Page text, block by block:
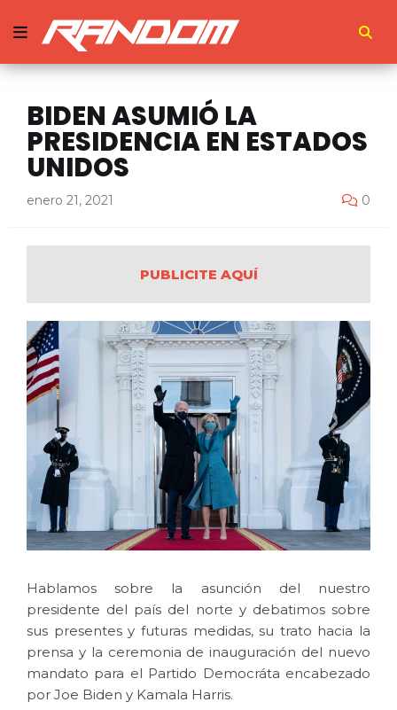
BIDEN ASUMIÓ LA
PRESIDENCIA EN ESTADOS
UNIDOS
enero 21, 2021 0
PUBLICITE AQUÍ
Hablamos sobre la asunción del nuestro
presidente del país del norte y debatimos sobre
sus presentes y futuras medidas, su trato hacia la
prensa y la ceremonia de inauguración del nuevo
mandato para el Partido Democráta encabezado
por Joe Biden y Kamala Harris.